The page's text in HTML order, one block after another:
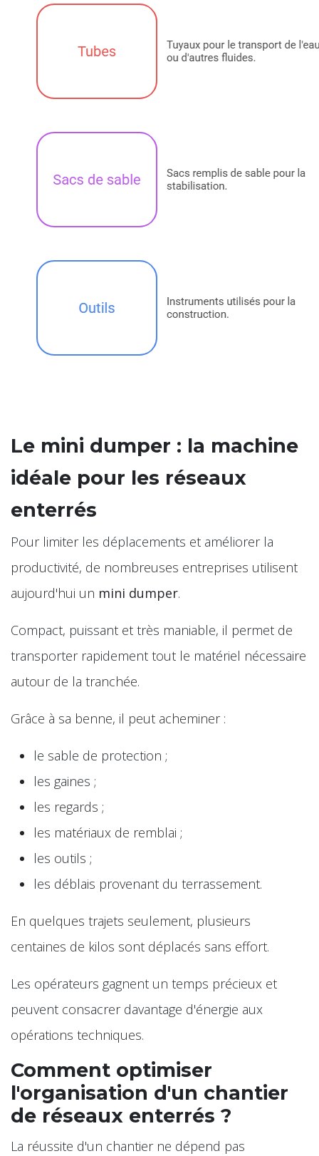
Le mini dumper : la machine
idéale pour les réseaux
enterrés
Pour limiter les déplacements et améliorer la
productivité, de nombreuses entreprises utilisent
aujourd'hui un mini dumper.
Compact, puissant et très maniable, il permet de
transporter rapidement tout le matériel nécessaire
autour de la tranchée.
Grâce à sa benne, il peut acheminer :
le sable de protection ;
les gaines ;
les regards ;
les matériaux de remblai ;
les outils ;
les déblais provenant du terrassement.
En quelques trajets seulement, plusieurs
centaines de kilos sont déplacés sans effort.
Les opérateurs gagnent un temps précieux et
peuvent consacrer davantage d'énergie aux
opérations techniques.
Comment optimiser
l'organisation d'un chantier
de réseaux enterrés ?
La réussite d'un chantier ne dépend pas